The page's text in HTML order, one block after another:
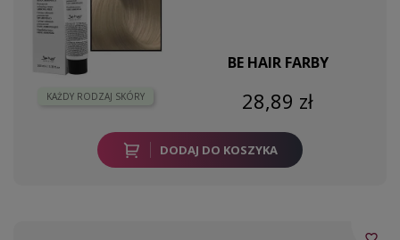
KAŻDY RODZAJ SKÓRY
BE HAIR FARBY
28,89 zł
DODAJ DO KOSZYKA